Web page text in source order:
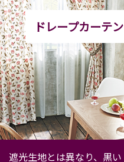
ドレープカーテン
遮光生地とは異なり、黒い